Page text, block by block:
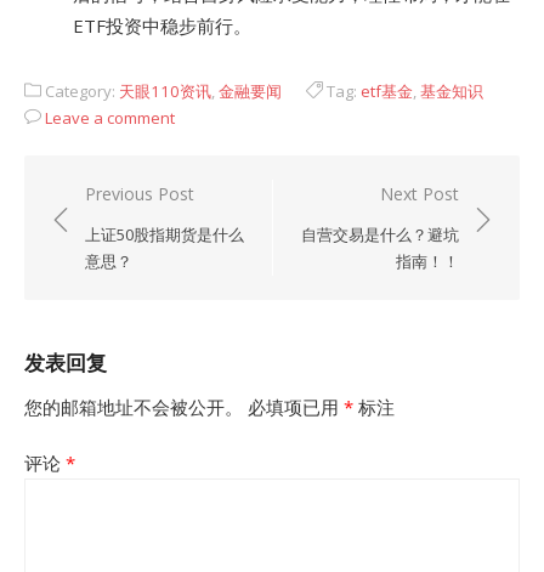
ETF投资中稳步前行。
Category: 天眼110资讯,金融要闻 Tag: etf基金,基金知识
Leave a comment
章
Previous Post
上证50股指期货是什么
意思？
Next Post
自营交易是什么？避坑
指南！！
发表回复
您的邮箱地址不会被公开。
必填项已用 * 标注
评论 *